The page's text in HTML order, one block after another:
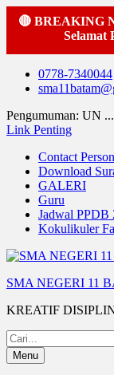
🔴 BREAKING
Selamat
Skip
0778-7340044
Pengumuman: UN ...
Link Penting
Contact
Download
GALERI
Guru
Jadwal PPDB
Kokulikuler
SMA NEGERI 11
KREATIF
Search
for:Menu